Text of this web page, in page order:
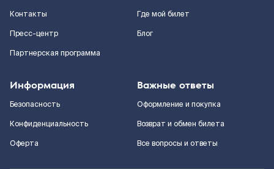
Контакты
Пресс-центр
Партнерская программа
Где мой билет
Блог
Информация
Безопасность
Конфиденциальность
Оферта
Важные ответы
Оформление и покупка
Возврат и обмен билета
Все вопросы и ответы